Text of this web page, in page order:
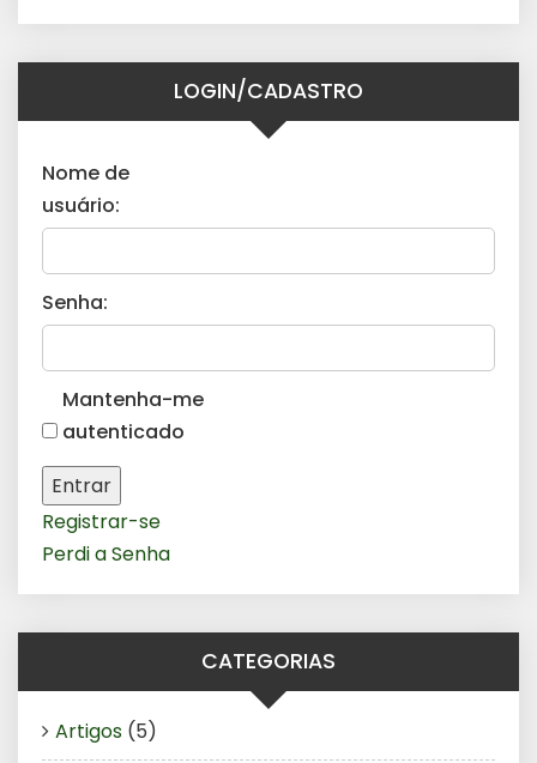
LOGIN/CADASTRO
Nome de
usuário:
Senha:
Mantenha-me
autenticado
Entrar
Registrar-se
Perdi a Senha
CATEGORIAS
Artigos (5)